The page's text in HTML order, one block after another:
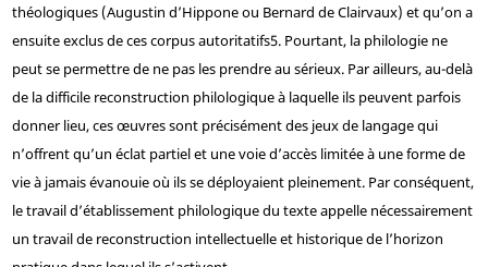
théologiques (Augustin d’Hippone ou Bernard de Clairvaux) et qu’on a
ensuite exclus de ces corpus autoritatifs5. Pourtant, la philologie ne
peut se permettre de ne pas les prendre au sérieux. Par ailleurs, au-delà
de la difficile reconstruction philologique à laquelle ils peuvent parfois
donner lieu, ces œuvres sont précisément des jeux de langage qui
n’offrent qu’un éclat partiel et une voie d’accès limitée à une forme de
vie à jamais évanouie où ils se déployaient pleinement. Par conséquent,
le travail d’établissement philologique du texte appelle nécessairement
un travail de reconstruction intellectuelle et historique de l’horizon